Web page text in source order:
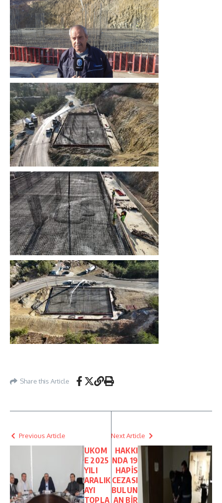
Share this Article
Previous Article
UKOM
E 2025
YILI
ARALIK
AYI
TOPLA
Next Article
HAKKI
NDA 19
HAPİS
CEZASI
BULUN
AN BİR